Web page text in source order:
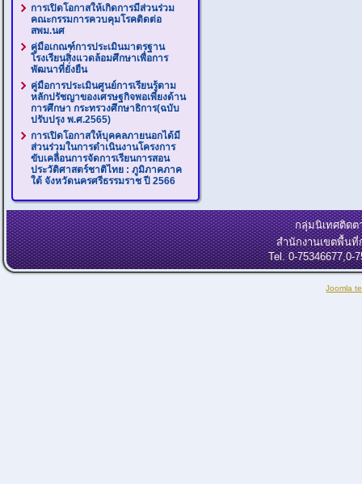
การเปิดโอกาสให้เกิดการมีส่วนร่วม
คณะกรรมการควบคุมโรคติดต่อ
สพม.นศ
คู่มือเกณฑ์การประเมินมาตรฐาน
โรงเรียนสิ่งแวดล้อมศึกษาเพื่อการ
พัฒนาที่ยั่งยืน
คู่มือการประเมินศูนย์การเรียนรู้ตาม
หลักปรัชญาของเศรษฐกิจพอเพียงด้าน
การศึกษา กระทรวงศึกษาธิการ(ฉบับ
ปรับปรุง พ.ศ.2565)
การเปิดโอกาสให้บุคคลภายนอกได้มี
ส่วนร่วมในการดำเนินงานโครงการ
ขับเคลื่อนการจัดการเรียนการสอน
ประวัติศาสตร์ชาติไทย : ภูมิภาคภาค
ใต้ จังหวัดนครศรีธรรมราช ปี 2566
กลุ่มนิเทศติดต
สำนักงานเขตพื้น
Tel. 0-75346677,0-
Joomla